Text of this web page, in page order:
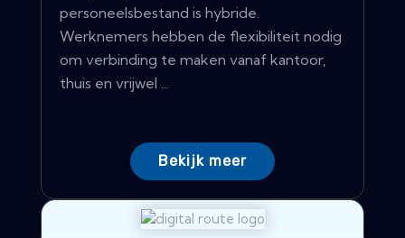
personeelsbestand is hybride.
Werknemers hebben de flexibiliteit nodig
om verbinding te maken vanaf kantoor,
thuis en vrijwel ...
Bekijk meer